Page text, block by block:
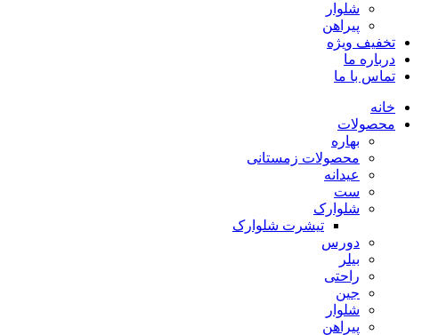
شلوار
پیراهن
تخفیف ویژه
درباره ما
تماس با ما
خانه
محصولات
بهاره
محصولات زمستانی
عیدانه
ست
شلوارک
تیشرت شلوارک
دورس
بیلر
راحتی
جین
شلوار
پیراهن